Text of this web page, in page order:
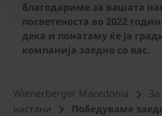
благодариме за вашата
посветеноста во 2022
дека и понатаму ќе ја
компанија заедно со вас.
Wienerberger Macedonia За
настани
Победуваме